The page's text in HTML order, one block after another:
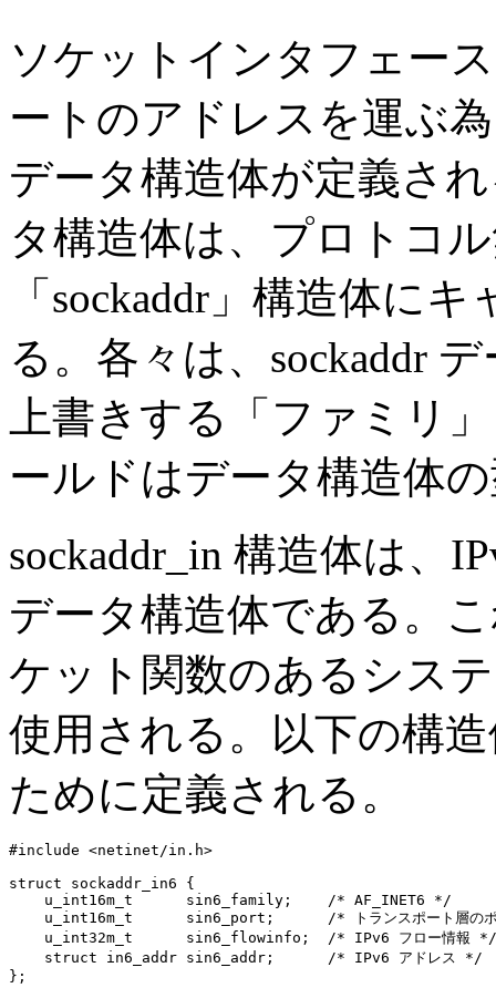
ソケットインタフェー
ートのアドレスを運ぶ
データ構造体が定義さ
タ構造体は、プロトコ
「sockaddr」構造体に
る。各々は、sockaddr
上書きする「ファミリ
ールドはデータ構造体
sockaddr_in 構造体は、
データ構造体である。
ケット関数のあるシス
使用される。以下の構
ために定義される。
#include <netinet/in.h>
struct sockaddr_in6 {
    u_int16m_t      sin6_family;    /* AF_INET6 */
u_int16m_t      sin6_port;      /* トランスポート層の
    u_int32m_t      sin6_flowinfo;  /* IPv6 フロー情報 */
    struct in6_addr sin6_addr;      /* IPv6 アドレス */